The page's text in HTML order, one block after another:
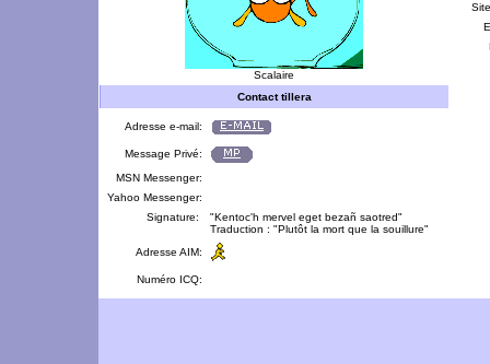
Scalaire
Contact tillera
Adresse e-mail:
Message Privé:
MSN Messenger:
Yahoo Messenger:
Signature:
"Kentoc'h mervel eget bezañ saotred"
Traduction : "Plutôt la mort que la souillure"
Adresse AIM:
Numéro ICQ: